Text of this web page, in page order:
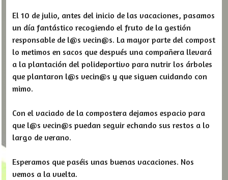
El 10 de julio, antes del inicio de las vacaciones, pasamos
un día fantástico recogiendo el fruto de la gestión
responsable de l@s vecin@s. La mayor parte del compost
lo metimos en sacos que después una compañera llevará
a la plantación del polideportivo para nutrir los árboles
que plantaron l@s vecin@s y que siguen cuidando con
mimo.
Con el vaciado de la compostera dejamos espacio para
que l@s vecin@s puedan seguir echando sus restos a lo
largo de verano.
Esperamos que paséis unas buenas vacaciones. Nos
vemos a la vuelta.